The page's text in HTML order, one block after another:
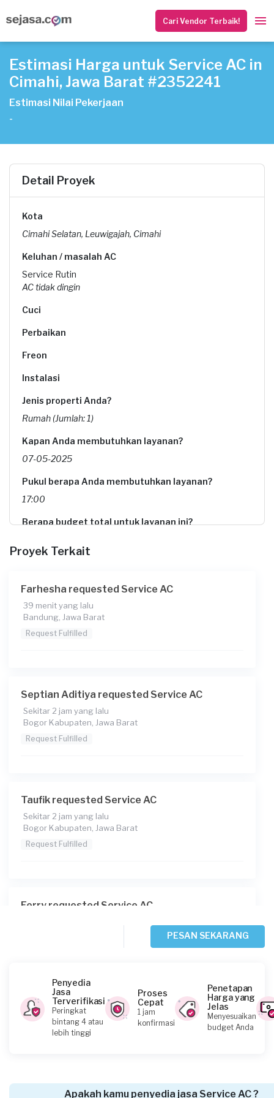
Cari Vendor Terbaik!
Estimasi Harga untuk Service AC in
Cimahi, Jawa Barat #2352241
Estimasi Nilai Pekerjaan
-
Detail Proyek
Kota
Cimahi Selatan, Leuwigajah, Cimahi
Keluhan / masalah AC
Service Rutin
AC tidak dingin
Cuci
Perbaikan
Freon
Instalasi
Jenis properti Anda?
Rumah (Jumlah: 1)
Kapan Anda membutuhkan layanan?
07-05-2025
Pukul berapa Anda membutuhkan layanan?
17:00
Berapa budget total untuk layanan ini?
Proyek Terkait
Farhesha requested Service AC
39 menit yang lalu
Bandung, Jawa Barat
Request Fulfilled
Septian Aditiya requested Service AC
Sekitar 2 jam yang lalu
Bogor Kabupaten, Jawa Barat
Request Fulfilled
Taufik requested Service AC
Sekitar 2 jam yang lalu
Bogor Kabupaten, Jawa Barat
Request Fulfilled
Ferry requested Service AC
Nilam Barry requested Service AC
Sekitar 3 jam yang lalu
Depok, Jawa Barat
PESAN SEKARANG
Penyedia
Jasa
Terverifikasi
Peringkat
bintang 4 atau
lebih tinggi
Proses
Cepat
1 jam
konfirmasi
Penetapan
Harga yang
Jelas
Menyesuaikan
budget Anda
Apakah kamu penyedia jasa Service AC ?